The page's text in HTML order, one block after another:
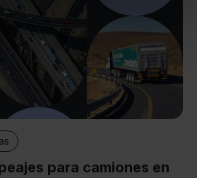
para camiones en